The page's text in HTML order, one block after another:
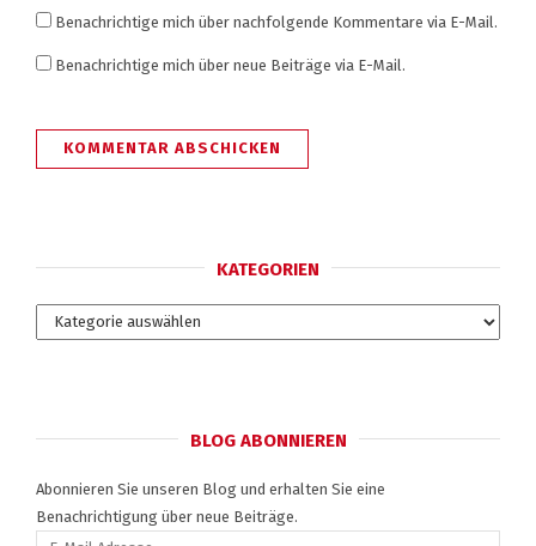
Benachrichtige mich über nachfolgende Kommentare via E-Mail.
Benachrichtige mich über neue Beiträge via E-Mail.
KATEGORIEN
Kategorien
BLOG ABONNIEREN
Abonnieren Sie unseren Blog und erhalten Sie eine
Benachrichtigung über neue Beiträge.